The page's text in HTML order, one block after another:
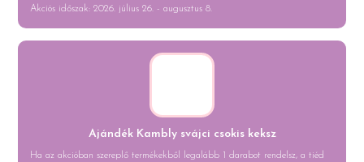
Akciós időszak: 2026. július 26. - augusztus 8.
Ajándék Kambly svájci csokis keksz
Ha az akcióban szereplő termékekből legalább 1 darabot rendelsz, a tiéd